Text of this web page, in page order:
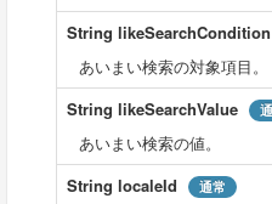
String likeSearchCondition
あいまい検索の対象項目。
String likeSearchValue
あいまい検索の値。
String localeId 通常